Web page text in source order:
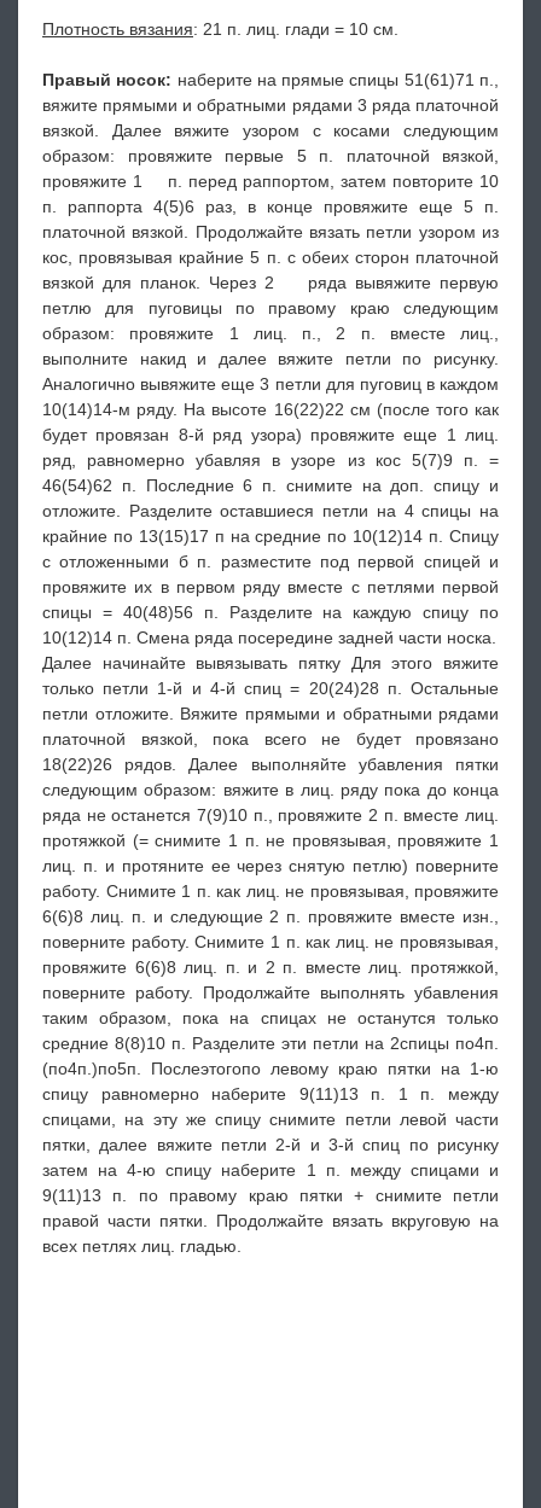
Плотность вязания: 21 п. лиц. глади = 10 см.
Правый носок: наберите на прямые спицы 51(61)71 п.,
вяжите прямыми и обратными рядами 3 ряда платочной
вязкой. Далее вяжите узором с косами следующим
образом: провяжите первые 5 п. платочной вязкой,
провяжите 1 п. перед раппортом, затем повторите 10
п. раппорта 4(5)6 раз, в конце провяжите еще 5 п.
платочной вязкой. Продолжайте вязать петли узором из
кос, провязывая крайние 5 п. с обеих сторон платочной
вязкой для планок. Через 2 ряда вывяжите первую
петлю для пуговицы по правому краю следующим
образом: провяжите 1 лиц. п., 2 п. вместе лиц.,
выполните накид и далее вяжите петли по рисунку.
Аналогично вывяжите еще 3 петли для пуговиц в каждом
10(14)14-м ряду. На высоте 16(22)22 см (после того как
будет провязан 8-й ряд узора) провяжите еще 1 лиц.
ряд, равномерно убавляя в узоре из кос 5(7)9 п. =
46(54)62 п. Последние 6 п. снимите на доп. спицу и
отложите. Разделите оставшиеся петли на 4 спицы на
крайние по 13(15)17 п на средние по 10(12)14 п. Спицу
с отложенными б п. разместите под первой спицей и
провяжите их в первом ряду вместе с петлями первой
спицы = 40(48)56 п. Разделите на каждую спицу по
10(12)14 п. Смена ряда посередине задней части носка.
Далее начинайте вывязывать пятку Для этого вяжите
только петли 1-й и 4-й спиц = 20(24)28 п. Остальные
петли отложите. Вяжите прямыми и обратными рядами
платочной вязкой, пока всего не будет провязано
18(22)26 рядов. Далее выполняйте убавления пятки
следующим образом: вяжите в лиц. ряду пока до конца
ряда не останется 7(9)10 п., провяжите 2 п. вместе лиц.
протяжкой (= снимите 1 п. не провязывая, провяжите 1
лиц. п. и протяните ее через снятую петлю) поверните
работу. Снимите 1 п. как лиц. не провязывая, провяжите
6(6)8 лиц. п. и следующие 2 п. провяжите вместе изн.,
поверните работу. Снимите 1 п. как лиц. не провязывая,
провяжите 6(6)8 лиц. п. и 2 п. вместе лиц. протяжкой,
поверните работу. Продолжайте выполнять убавления
таким образом, пока на спицах не останутся только
средние 8(8)10 п. Разделите эти петли на 2спицы по4п.
(по4п.)по5п. Послеэтогопо левому краю пятки на 1-ю
спицу равномерно наберите 9(11)13 п. 1 п. между
спицами, на эту же спицу снимите петли левой части
пятки, далее вяжите петли 2-й и 3-й спиц по рисунку
затем на 4-ю спицу наберите 1 п. между спицами и
9(11)13 п. по правому краю пятки + снимите петли
правой части пятки. Продолжайте вязать вкруговую на
всех петлях лиц. гладью.